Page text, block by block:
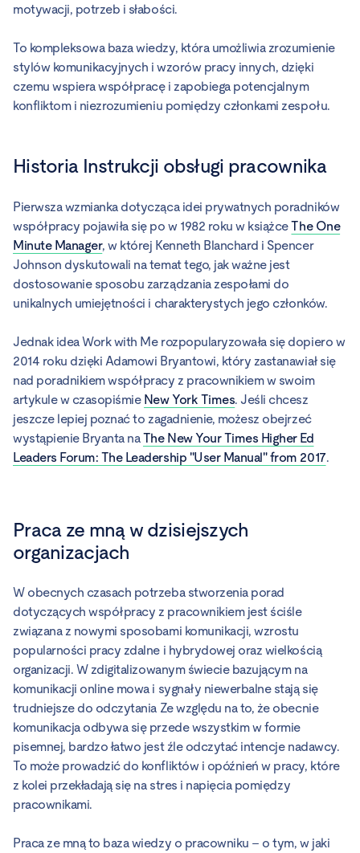
motywacji, potrzeb i słabości.
To kompleksowa baza wiedzy, która umożliwia zrozumienie
stylów komunikacyjnych i wzorów pracy innych, dzięki
czemu wspiera współpracę i zapobiega potencjalnym
konfliktom i niezrozumieniu pomiędzy członkami zespołu.
Historia Instrukcji obsługi pracownika
Pierwsza wzmianka dotycząca idei prywatnych poradników
współpracy pojawiła się po w 1982 roku w książceThe One
Minute Manager, w której Kenneth Blanchard i Spencer
Johnson dyskutowali na temat tego, jak ważne jest
dostosowanie sposobu zarządzania zespołami do
unikalnych umiejętności i charakterystych jego członków.
Jednak idea Work with Me rozpopularyzowała się dopiero w
2014 roku dzięki Adamowi Bryantowi, który zastanawiał się
nad poradnikiem współpracy z pracownikiem w swoim
artykule w czasopiśmie New York Times. Jeśli chcesz
jeszcze lepiej poznać to zagadnienie, możesz obejrzeć
wystąpienie Bryanta naThe New Your Times Higher Ed
Leaders Forum: The Leadership "User Manual" from 2017.
Praca ze mną w dzisiejszych
organizacjach
W obecnych czasach potrzeba stworzenia porad
dotyczących współpracy z pracownikiem jest ściśle
związana z nowymi sposobami komunikacji, wzrostu
popularności pracy zdalne i hybrydowej oraz wielkością
organizacji. W zdigitalizowanym świecie bazującym na
komunikacji online mowa i sygnały niewerbalne stają się
trudniejsze do odczytania Ze względu na to, że obecnie
komunikacja odbywa się przede wszystkim w formie
pisemnej, bardzo łatwo jest źle odczytać intencje nadawcy.
To może prowadzić do konfliktów i opóźnień w pracy, które
z kolei przekładają się na stres i napięcia pomiędzy
pracownikami.
Praca ze mną to baza wiedzy o pracowniku – o tym, w jaki